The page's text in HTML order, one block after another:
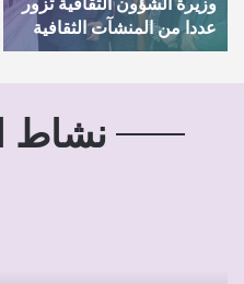
وزيرة الشؤون الثقافية تزور
عددا من المنشآت الثقافية
بولاية صفاقس
نشاط